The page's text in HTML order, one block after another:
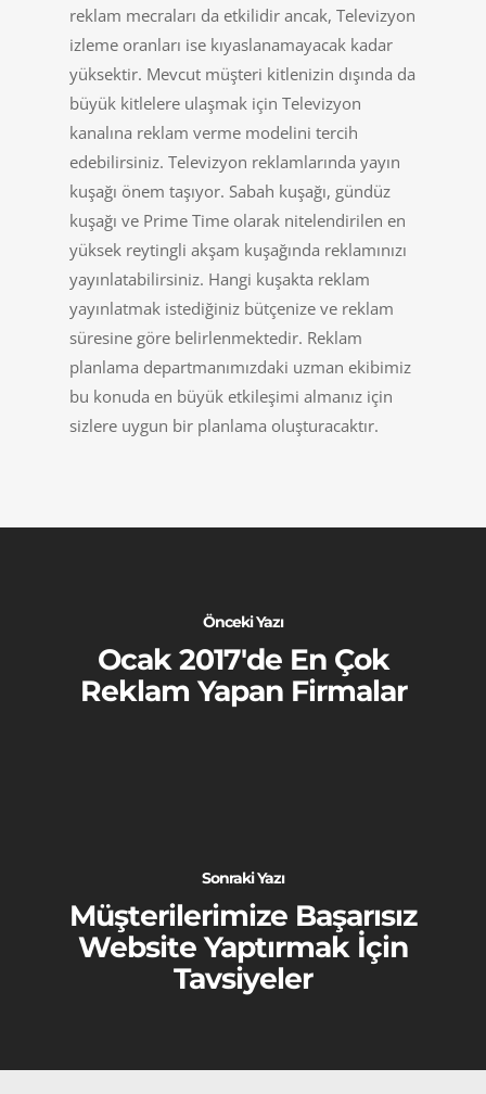
reklam mecraları da etkilidir ancak, Televizyon
izleme oranları ise kıyaslanamayacak kadar
yüksektir. Mevcut müşteri kitlenizin dışında da
büyük kitlelere ulaşmak için Televizyon
kanalına reklam verme modelini tercih
edebilirsiniz. Televizyon reklamlarında yayın
kuşağı önem taşıyor. Sabah kuşağı, gündüz
kuşağı ve Prime Time olarak nitelendirilen en
yüksek reytingli akşam kuşağında reklamınızı
yayınlatabilirsiniz. Hangi kuşakta reklam
yayınlatmak istediğiniz bütçenize ve reklam
süresine göre belirlenmektedir. Reklam
planlama departmanımızdaki uzman ekibimiz
bu konuda en büyük etkileşimi almanız için
sizlere uygun bir planlama oluşturacaktır.
Önceki Yazı
Ocak 2017'de En Çok
Reklam Yapan Firmalar
Sonraki Yazı
Müşterilerimize Başarısız
Website Yaptırmak İçin
Tavsiyeler